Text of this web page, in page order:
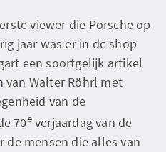
viewer die Porsche op
jaar was er in de shop
een soortgelijk artikel
Walter Röhrl met
van de
70everjaardag van de
de mensen die alles van